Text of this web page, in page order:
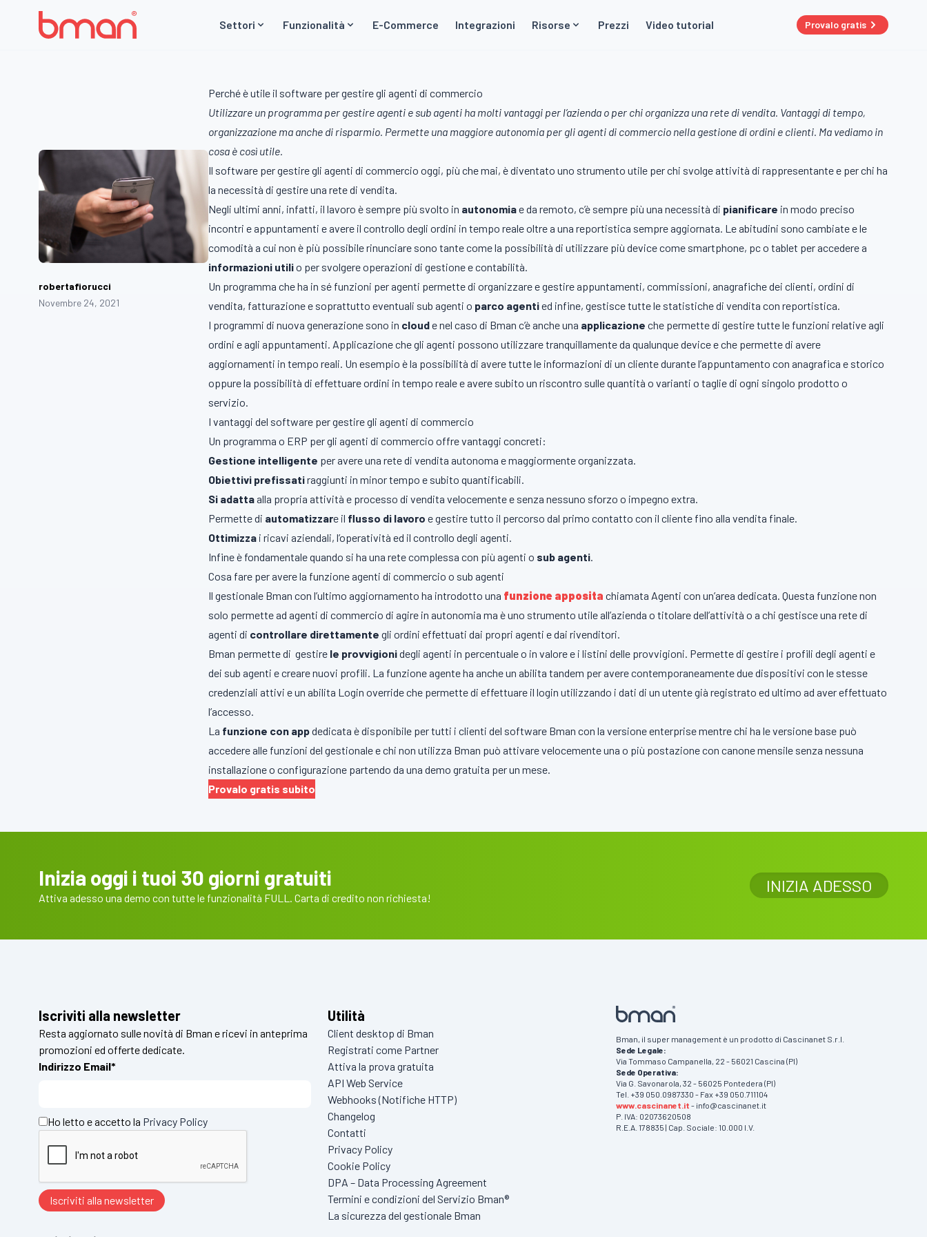
Settori
Funzionalità E-Commerce Integrazioni Risorse Prezzi Video tutorial Provalo gratis
robertafiorucci
Novembre 24, 2021
Perché è utile il software per gestire gli agenti di commercio
Utilizzare un programma per gestire agenti e sub agenti ha molti vantaggi per l’azienda o per chi organizza una rete di vendita. Vantaggi di tempo,
organizzazione ma anche di risparmio. Permette una maggiore autonomia per gli agenti di commercio nella gestione di ordini e clienti. Ma vediamo in
cosa è così utile.
Il software per gestire gli agenti di commercio oggi, più che mai, è diventato uno strumento utile per chi svolge attività di rappresentante e per chi ha
la necessità di gestire una rete di vendita.
Negli ultimi anni, infatti, il lavoro è sempre più svolto in autonomiae da remoto, c’è sempre più una necessità di pianificare in modo preciso
incontri e appuntamenti e avere il controllo degli ordini in tempo reale oltre a una reportistica sempre aggiornata. Le abitudini sono cambiate e le
comodità a cui non è più possibile rinunciare sono tante come la possibilità di utilizzare più device come smartphone, pc o tablet per accedere a
informazioni utilio per svolgere operazioni di gestione e contabilità.
Un programma che ha in sé funzioni per agenti permette di organizzare e gestire appuntamenti, commissioni, anagrafiche dei clienti, ordini di
vendita, fatturazione e soprattutto eventuali sub agenti o parco agentied infine, gestisce tutte le statistiche di vendita con reportistica.
I programmi di nuova generazione sono in cloude nel caso di Bman c’è anche una applicazione che permette di gestire tutte le funzioni relative agli
ordini e agli appuntamenti. Applicazione che gli agenti possono utilizzare tranquillamente da qualunque device e che permette di avere
aggiornamenti in tempo reali. Un esempio è la possibilità di avere tutte le informazioni di un cliente durante l’appuntamento con anagrafica e storico
oppure la possibilità di effettuare ordini in tempo reale e avere subito un riscontro sulle quantità o varianti o taglie di ogni singolo prodotto o
servizio.
I vantaggi del software per gestire gli agenti di commercio
Un programma o ERP per gli agenti di commercio offre vantaggi concreti:
Gestione intelligente per avere una rete di vendita autonoma e maggiormente organizzata.
Obiettivi prefissatiraggiunti in minor tempo e subito quantificabili.
Si adatta alla propria attività e processo di vendita velocemente e senza nessuno sforzo o impegno extra.
Permette di automatizzare il flusso di lavoro e gestire tutto il percorso dal primo contatto con il cliente fino alla vendita finale.
Ottimizza i ricavi aziendali, l’operatività ed il controllo degli agenti.
Infine è fondamentale quando si ha una rete complessa con più agenti o sub agenti.
Cosa fare per avere la funzione agenti di commercio o sub agenti
Il gestionale Bman con l’ultimo aggiornamento ha introdotto una funzione apposita chiamata Agenti con un’area dedicata. Questa funzione non
solo permette ad agenti di commercio di agire in autonomia ma è uno strumento utile all’azienda o titolare dell’attività o a chi gestisce una rete di
agenti di controllare direttamentegli ordini effettuati dai propri agenti e dai rivenditori.
Bman permette di gestire le provvigionidegli agenti in percentuale o in valore e i listini delle provvigioni. Permette di gestire i profili degli agenti e
dei sub agenti e creare nuovi profili. La funzione agente ha anche un abilita tandem per avere contemporaneamente due dispositivi con le stesse
credenziali attivi e un abilita Login override che permette di effettuare il login utilizzando i dati di un utente già registrato ed ultimo ad aver effettuato
l’accesso.
La funzione con appdedicata è disponibile per tutti i clienti del software Bman con la versione enterprise mentre chi ha le versione base può
accedere alle funzioni del gestionale e chi non utilizza Bman può attivare velocemente una o più postazione con canone mensile senza nessuna
installazione o configurazione partendo da una demo gratuita per un mese.
Provalo gratis subito
Inizia oggi i tuoi 30 giorni gratuiti
Attiva adesso una demo con tutte le funzionalità FULL. Carta di credito non richiesta!
INIZIA ADESSO
Iscriviti alla newsletter
Resta aggiornato sulle novità di Bman e ricevi in anteprima
promozioni ed offerte dedicate.
Indirizzo Email*
Ho letto e accetto la Privacy Policy
Utilità
Client desktop di Bman
Registrati come Partner
Attiva la prova gratuita
API Web Service
Webhooks (Notifiche HTTP)
Changelog
Contatti
Privacy Policy
Cookie Policy
DPA – Data Processing Agreement
Termini e condizioni del Servizio Bman®
La sicurezza del gestionale Bman
Bman, il super management è un prodotto di Cascinanet S.r.l.
Sede Legale:
Via Tommaso Campanella, 22 - 56021 Cascina (PI)
Sede Operativa:
Via G. Savonarola, 32 - 56025 Pontedera (PI)
Tel. +39 050.0987330 - Fax +39 050.711104
www.cascinanet.it - info@cascinanet.it
P. IVA: 02073620508
R.E.A. 178835 | Cap. Sociale: 10.000 I.V.